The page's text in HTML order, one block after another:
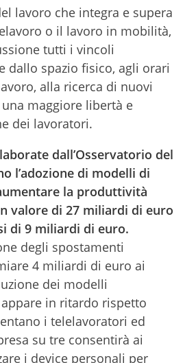
lavoro che integra e supera
o il lavoro in mobilità,
tutti i vincoli
dallo spazio fisico, agli orari
alla ricerca di nuovi
maggiore libertà e
dei lavoratori.
dall’Osservatorio del
l’adozione di modelli di
la produttività
valore di 27 miliardi di euro
di 9 miliardi di euro.
degli spostamenti
4 miliardi di euro ai
dei modelli
appare in ritardo rispetto
i telelavoratori ed
su tre consentirà ai
i device personali per